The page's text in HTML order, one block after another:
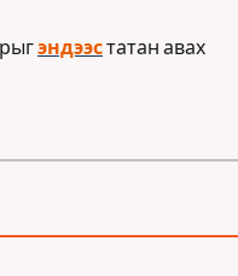
эндээс татан авах